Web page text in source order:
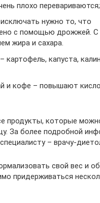
плохо перевариваются;
нужно то, что
с помощью дрожжей.
жира и сахара.
картофель, капуста,
и кофе – повышают
продукты, которые
За более подробной
– врачу-
свой вес и
придерживаться